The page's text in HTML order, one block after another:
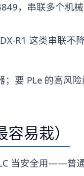
，串联多个机
R1 这类串联
要 PLe 的高风
易栽）
当安全用——普